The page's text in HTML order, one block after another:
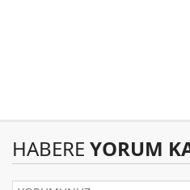
HABERE YORUM